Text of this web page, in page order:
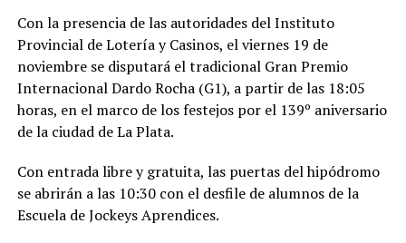
Con la presencia de las autoridades del Instituto
Provincial de Lotería y Casinos, el viernes 19 de
noviembre se disputará el tradicional Gran Premio
Internacional Dardo Rocha (G1), a partir de las 18:05
horas, en el marco de los festejos por el 139º aniversario
de la ciudad de La Plata.
Con entrada libre y gratuita, las puertas del hipódromo
se abrirán a las 10:30 con el desfile de alumnos de la
Escuela de Jockeys Aprendices.